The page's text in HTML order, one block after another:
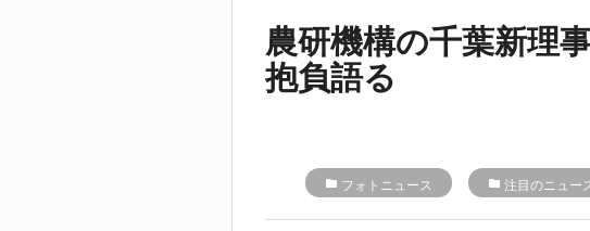
農研機構の千葉新理
抱負語る
folder フォトニュース folder 注目のニュー